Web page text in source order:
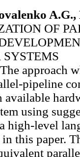
OF
SYSTEMS
The approach
pipeline
available
using
high-level
in this paper.